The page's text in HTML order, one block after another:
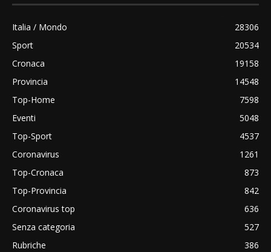
Italia / Mondo
28306
Sport
20534
Cronaca
19158
Provincia
14548
Top-Home
7598
Eventi
5048
Top-Sport
4537
Coronavirus
1261
Top-Cronaca
873
Top-Provincia
842
Coronavirus top
636
Senza categoria
527
Rubriche
386